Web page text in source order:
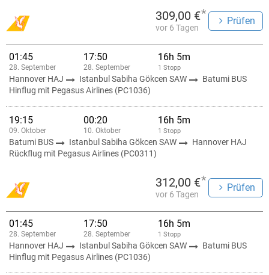
309,00 €*
vor 6 Tagen
Prüfen
01:45
28. September
17:50
28. September
16h 5m
1 Stopp
Hannover HAJ Istanbul Sabiha Gökcen SAW
Batumi BUS
Hinflug mit Pegasus Airlines (PC1036)
19:15
09. Oktober
00:20
10. Oktober
16h 5m
1 Stopp
Batumi BUS Istanbul Sabiha Gökcen SAW
Hannover HAJ
Rückflug mit Pegasus Airlines (PC0311)
312,00 €*
vor 6 Tagen
Prüfen
01:45
28. September
17:50
28. September
16h 5m
1 Stopp
Hannover HAJ Istanbul Sabiha Gökcen SAW
Batumi BUS
Hinflug mit Pegasus Airlines (PC1036)